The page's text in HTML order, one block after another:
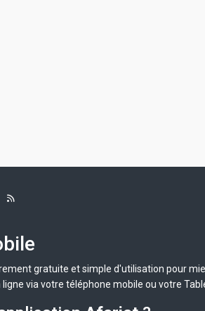
gratuite et simple d'utilisation pour
via votre téléphone mobile ou votre